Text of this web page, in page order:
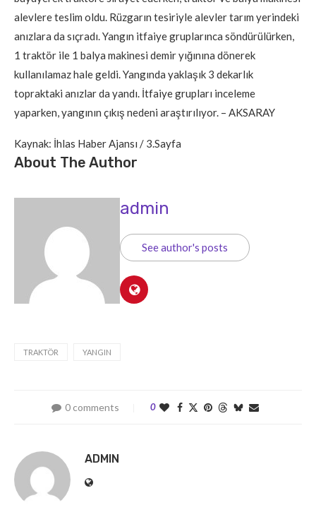
alevlere teslim oldu. Rüzgarın tesiriyle alevler tarım yerindeki
anızlara da sıçradı. Yangın itfaiye gruplarınca söndürülürken,
1 traktör ile 1 balya makinesi demir yığınına dönerek
kullanılamaz hale geldi. Yangında yaklaşık 3 dekarlık
topraktaki anızlar da yandı. İtfaiye grupları inceleme
yaparken, yangının çıkış nedeni araştırılıyor. – AKSARAY
Kaynak: İhlas Haber Ajansı / 3.Sayfa
About The Author
admin
See author's posts
TRAKTÖR YANGIN
0 comments 0
ADMIN